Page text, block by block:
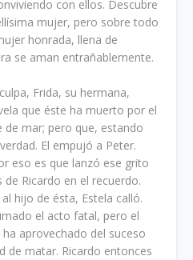
con ellos. Descubre
mujer, pero sobre todo
honrada, llena de
se aman entrañablemente.
Frida, su hermana,
que éste ha muerto por el
mar; pero que, estando
El empujó a Peter.
eso es que lanzó ese grito
Ricardo en el recuerdo.
hijo de ésta, Estela calló.
el acto fatal, pero el
aprovechado del suceso
de matar. Ricardo entonces